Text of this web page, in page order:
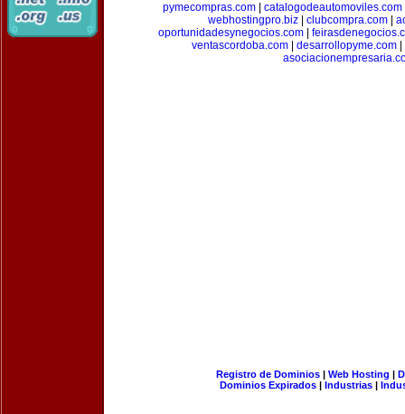
pymecompras.com| catalogodeautomoviles.com
webhostingpro.biz| clubcompra.com|
oportunidadesynegocios.com|
ventascordoba.com| desarrollopyme.com|
Registro de Dominios| Web Hosting |
Dominios Expirados | Industrias |